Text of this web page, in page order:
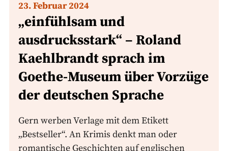
23. Februar 2024
„einfühlsam und
ausdrucksstark“ – Roland
Kaehlbrandt sprach im
Goethe-Museum über Vorzüge
der deutschen Sprache
Gern werben Verlage mit dem Etikett
„Bestseller“. An Krimis denkt man oder
romantische Geschichten auf englischen